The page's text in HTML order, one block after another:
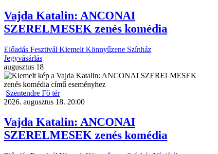
Vajda Katalin: ANCONAI
SZERELMESEK zenés komédia
Előadás Fesztivál Kiemelt Könnyűzene Színház
Jegyvásárlás
augusztus 18
Szentendre Fő tér
2026. augusztus 18. 20:00
Vajda Katalin: ANCONAI
SZERELMESEK zenés komédia